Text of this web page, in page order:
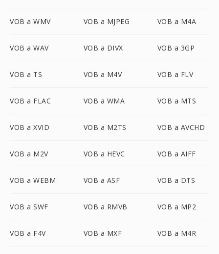
VOB a WMV VOB a MJPEG VOB a M4A
VOB a WAV VOB a DIVX VOB a 3GP
VOB a TS VOB a M4V VOB a FLV
VOB a FLAC VOB a WMA VOB a MTS
VOB a XVID VOB a M2TS VOB a AVCHD
VOB a M2V VOB a HEVC VOB a AIFF
VOB a WEBM VOB a ASF VOB a DTS
VOB a SWF VOB a RMVB VOB a MP2
VOB a F4V VOB a MXF VOB a M4R